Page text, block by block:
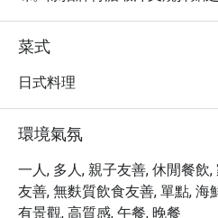
適量豚骨與濃厚豚骨等湯底選
噌、鹽味、醬油等口味，多元
蝦味飯糰、日式米白飯與叉燒
層次口感。
菜式
日式料理
環境氣氛
一人, 多人, 親子友善, 休閒餐飲
友善, 無麩質飲食友善, 單點, 海
有景觀, 高質感, 午餐, 晚餐